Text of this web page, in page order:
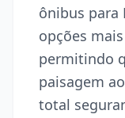
ônibus para
opções
permitindo
paisagem
total